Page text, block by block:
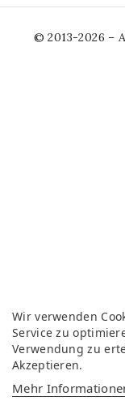
Wir verwenden
Service zu
Verwendung zu
Akzeptieren.
Mehr
© 2013-2026 –